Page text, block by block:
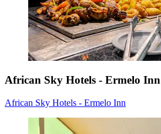
African Sky Hotels - Ermelo Inn
African Sky Hotels - Ermelo Inn